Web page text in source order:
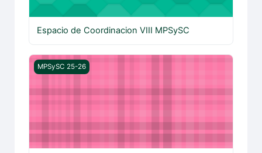
Espacio de Coordinacion VIII MPSySC
VIII Máster en Promoción de la Salud 2025-26
MPSySC 25-26